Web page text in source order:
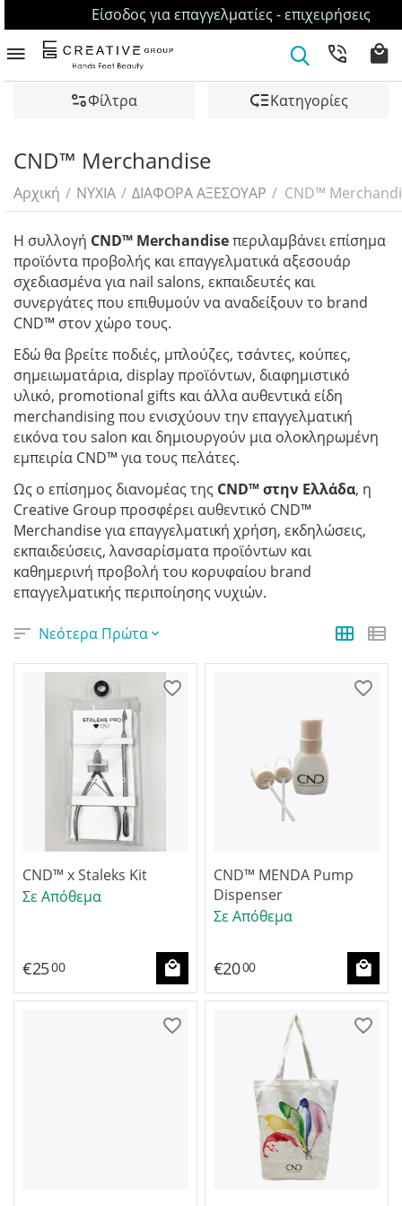
Είσοδος για επαγγελματίες - επιχειρήσεις
Φίλτρα Κατηγορίες
CND™ Merchandise
Αρχική / ΝΥΧΙΑ / ΔΙΑΦΟΡΑ ΑΞΕΣΟΥΑΡ / CND™
Η συλλογή CND™ Merchandiseπεριλαμβάνει επίσημα
προϊόντα προβολής και επαγγελματικά αξεσουάρ
σχεδιασμένα για nail salons, εκπαιδευτές και
συνεργάτες που επιθυμούν να αναδείξουν το brand
CND™ στον χώρο τους.
Εδώ θα βρείτε ποδιές, μπλούζες, τσάντες, κούπες,
σημειωματάρια, display προϊόντων, διαφημιστικό
υλικό, promotional gifts και άλλα αυθεντικά είδη
merchandising που ενισχύουν την επαγγελματική
εικόνα του salon και δημιουργούν μια ολοκληρωμένη
εμπειρία CND™ για τους πελάτες.
Ως ο επίσημος διανομέας της CND™ στην Ελλάδα, η
Creative Group προσφέρει αυθεντικό CND™
Merchandise για επαγγελματική χρήση, εκδηλώσεις,
εκπαιδεύσεις, λανσαρίσματα προϊόντων και
καθημερινή προβολή του κορυφαίου brand
επαγγελματικής περιποίησης νυχιών.
Νεότερα Πρώτα
CND™ x Staleks Kit
Σε Απόθεμα
€2500
CND™ MENDA Pump
Dispenser
Σε Απόθεμα
€2000